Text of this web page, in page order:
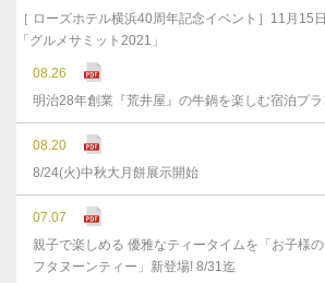
［ ローズホテル横浜40周年記念イベント］11月15
「グルメサミット2021」
08.26
明治28年創業『荒井屋』の牛鍋を楽しむ宿泊プ
08.20
8/24(火)中秋大月餅展示開始
07.07
親子で楽しめる 優雅なティータイムを「お子様
フタヌーンティー」新登場! 8/31迄